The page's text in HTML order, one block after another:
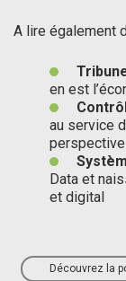
A lire également
en est
au service
Data et
et digital
Découvrez la